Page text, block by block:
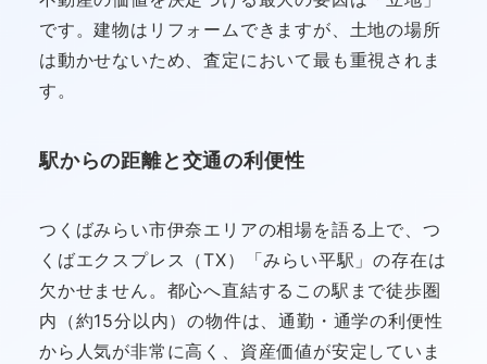
です。建物はリフォームできますが、土地の場所
は動かせないため、査定において最も重視されま
す。
駅からの距離と交通の利便性
つくばみらい市伊奈エリアの相場を語る上で、つ
くばエクスプレス（TX）「みらい平駅」の存在は
欠かせません。都心へ直結するこの駅まで徒歩圏
内（約15分以内）の物件は、通勤・通学の利便性
から人気が非常に高く、資産価値が安定していま